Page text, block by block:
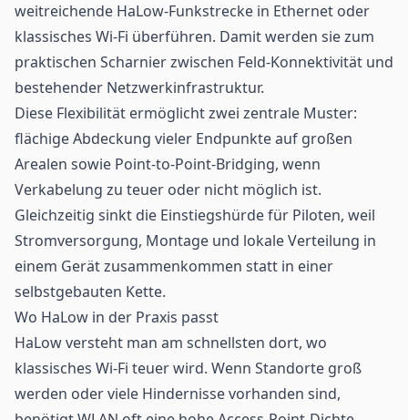
weitreichende HaLow-Funkstrecke in Ethernet oder
klassisches Wi-Fi überführen. Damit werden sie zum
praktischen Scharnier zwischen Feld-Konnektivität und
bestehender Netzwerkinfrastruktur.
Diese Flexibilität ermöglicht zwei zentrale Muster:
flächige Abdeckung vieler Endpunkte auf großen
Arealen sowie Point-to-Point-Bridging, wenn
Verkabelung zu teuer oder nicht möglich ist.
Gleichzeitig sinkt die Einstiegshürde für Piloten, weil
Stromversorgung, Montage und lokale Verteilung in
einem Gerät zusammenkommen statt in einer
selbstgebauten Kette.
Wo HaLow in der Praxis passt
HaLow versteht man am schnellsten dort, wo
klassisches Wi-Fi teuer wird. Wenn Standorte groß
werden oder viele Hindernisse vorhanden sind,